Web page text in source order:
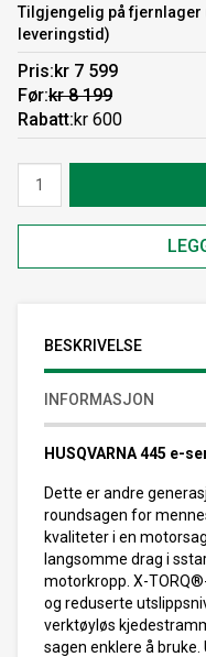
Tilgjengelig på fjernlager
leveringstid)
Pris kr 7 599
Før kr 8 199
Rabatt kr 600
BESKRIVELSE
INFORMASJON
HUSQVARNA 445 e-
Dette er andre
roundsagen for
kvaliteter i en
langsomme drag i
motorkropp. X-
og reduserte
verktøyløs
sagen enklere å